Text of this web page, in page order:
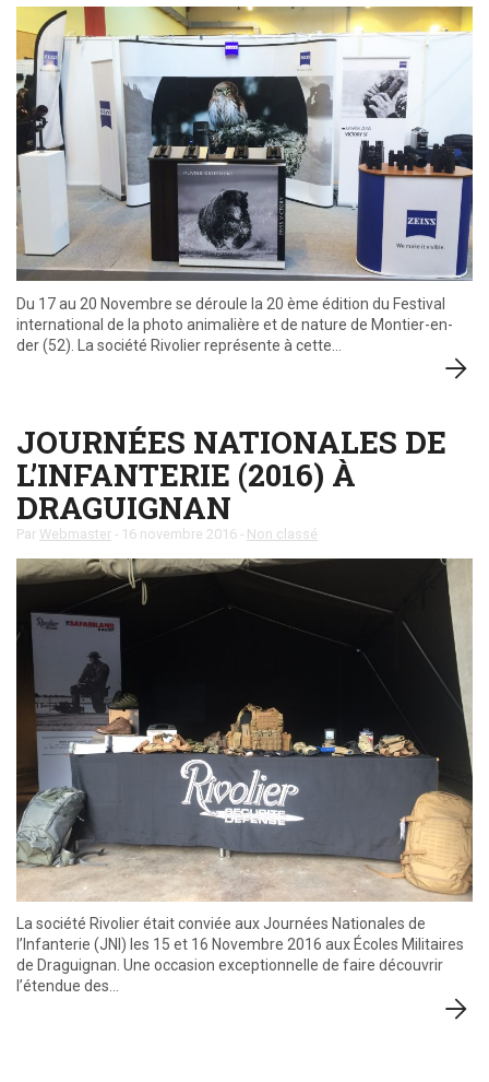
Du 17 au 20 Novembre se déroule la 20 ème édition du Festival
international de la photo animalière et de nature de Montier-en-
der (52). La société Rivolier représente à cette…
JOURNÉES NATIONALES DE
L’INFANTERIE (2016) À
DRAGUIGNAN
Par Webmaster - 16 novembre 2016 - Non classé
La société Rivolier était conviée aux Journées Nationales de
l’Infanterie (JNI) les 15 et 16 Novembre 2016 aux Écoles Militaires
de Draguignan. Une occasion exceptionnelle de faire découvrir
l’étendue des…